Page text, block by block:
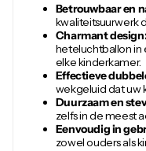
Betrouwbaar en
kwaliteitsuurwerk
Charmant
heteluchtballon in
elke kinderkamer.
Effectieve
wekgeluid dat uw
Duurzaam en
zelfs in de meest
Eenvoudig in
zowel ouders als